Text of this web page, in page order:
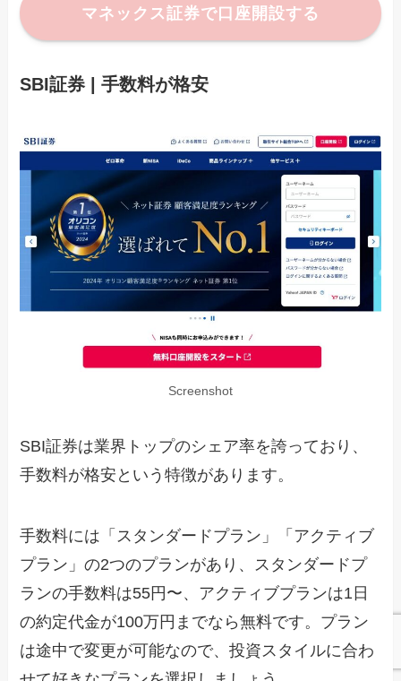
マネックス証券で口座開設する
SBI証券 | 手数料が格安
Screenshot
SBI証券は業界トップのシェア率を誇っており、
手数料が格安という特徴があります。
手数料には「スタンダードプラン」「アクティブ
プラン」の2つのプランがあり、スタンダードプ
ランの手数料は55円〜、アクティブプランは1日
の約定代金が100万円までなら無料です。プラン
は途中で変更が可能なので、投資スタイルに合わ